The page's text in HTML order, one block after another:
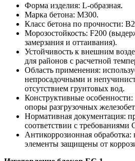
Форма изделия: L-образная.
Марка бетона: М300.
Класс бетона по прочности:
Морозостойкость: F200
замерзания и оттаивания).
Устойчивость к внешним
для районов с расчетной
Область применения:
непросадочными и
отсутствием грунтовых вод.
Конструктивные особенности:
опоры разгрузочных
Нормативная документация:
соответствии с требованиями
Антикоррозионная обработка:
элементы защищены от